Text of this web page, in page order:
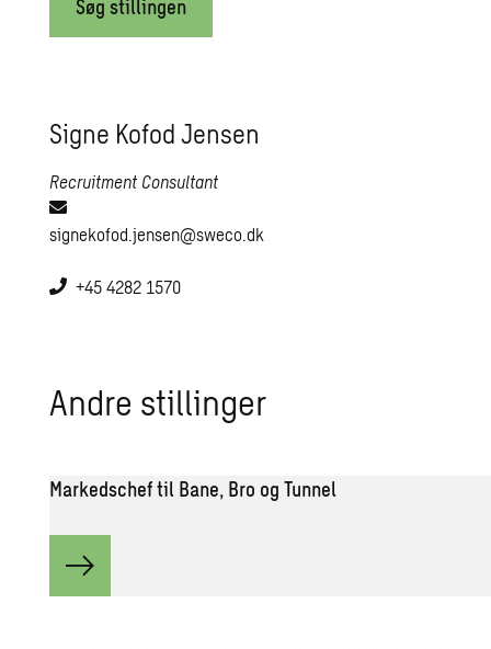
Søg stillingen
Signe Kofod Jensen
Recruitment Consultant
signekofod.jensen@sweco.dk
+45 4282 1570
Andre stil­lin­ger
Markedschef til Bane, Bro og Tunnel